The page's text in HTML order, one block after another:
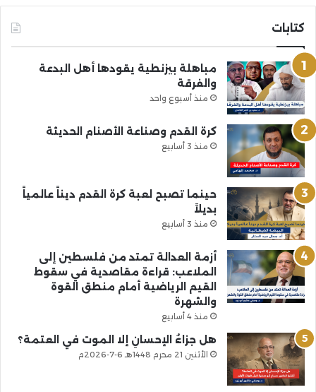
كتابات
مباهلة بيزنطية يقودها أهل البدعة
والفرقة
منذ أسبوع واحد
كرة القدم وصناعة الأصنام الحديثة
منذ 3 أسابيع
حينما تصبح لعبة كرة القدم ديناً عالمياً
بديلاً
منذ 3 أسابيع
أزمة العدالة تمتد من فلسطين إلى
الملاعب: قراءة مقاصدية في سقوط
القيم الرياضية أمام منطق القوة
والشهرة
منذ 4 أسابيع
هل جزاءُ الإحسانِ إلا الموت في العتمة؟
الأثنين 21 محرم 1448هـ 6-7-2026م